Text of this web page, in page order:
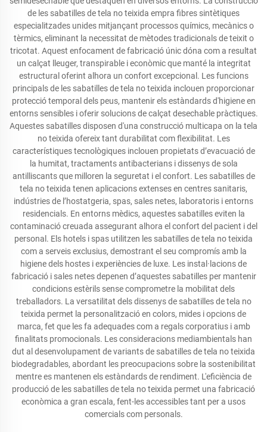
de les sabatilles de tela no teixida empra fibres sintètiques
especialitzades unides mitjançant processos químics, mecànics o
tèrmics, eliminant la necessitat de mètodes tradicionals de teixit o
tricotat. Aquest enfocament de fabricació únic dóna com a resultat
un calçat lleuger, transpirable i econòmic que manté la integritat
estructural oferint alhora un confort excepcional. Les funcions
principals de les sabatilles de tela no teixida inclouen proporcionar
protecció temporal dels peus, mantenir els estàndards d'higiene en
entorns sensibles i oferir solucions de calçat desechable pràctiques.
Aquestes sabatilles disposen d'una construcció multicapa on la tela
no teixida ofereix tant durabilitat com flexibilitat. Les
característiques tecnològiques inclouen propietats d’evacuació de
la humitat, tractaments antibacterians i dissenys de sola
antilliscants que milloren la seguretat i el confort. Les sabatilles de
tela no teixida tenen aplicacions extenses en centres sanitaris,
indústries de l’hostatgeria, spas, sales netes, laboratoris i entorns
residencials. En entorns mèdics, aquestes sabatilles eviten la
contaminació creuada assegurant alhora el confort del pacient i del
personal. Els hotels i spas utilitzen les sabatilles de tela no teixida
com a serveis exclusius, demostrant el seu compromís amb la
higiene dels hostes i experiències de luxe. Les instal·lacions de
fabricació i sales netes depenen d’aquestes sabatilles per mantenir
condicions estèrils sense comprometre la mobilitat dels
treballadors. La versatilitat dels dissenys de sabatilles de tela no
teixida permet la personalització en colors, mides i opcions de
marca, fet que les fa adequades com a regals corporatius i amb
finalitats promocionals. Les consideracions mediambientals han
dut al desenvolupament de variants de sabatilles de tela no teixida
biodegradables, abordant les preocupacions sobre la sostenibilitat
mentre es mantenen els estàndards de rendiment. L'eficiència de
producció de les sabatilles de tela no teixida permet una fabricació
econòmica a gran escala, fent-les accessibles tant per a usos
comercials com personals.